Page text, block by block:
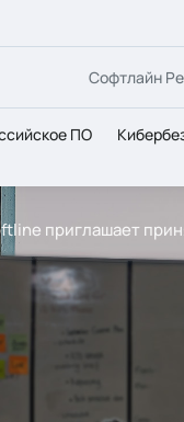
Софтлайн
ПО
приглашает